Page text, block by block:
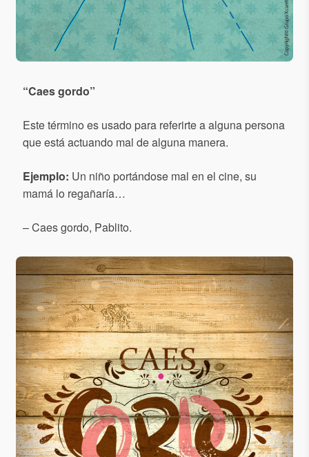
“Caes gordo”
Este término es usado para referirte a alguna persona
que está actuando mal de alguna manera.
Ejemplo: Un niño portándose mal en el cine, su
mamá lo regañaría…
– Caes gordo, Pablito.